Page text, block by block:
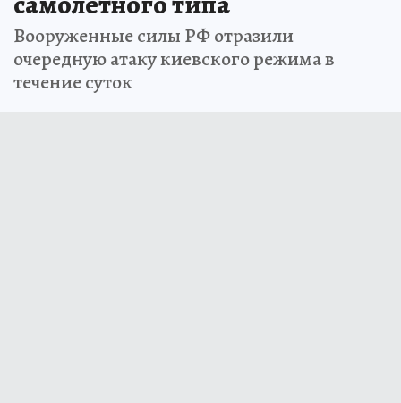
Вооруженные силы РФ отразили
очередную атаку киевского режима в
течение суток